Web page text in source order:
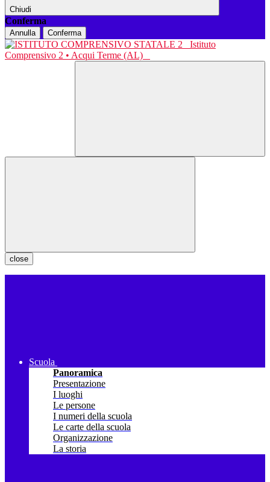
Chiudi
Conferma
Annulla Conferma
Istituto
Comprensivo 2 • Acqui Terme (AL)
close
Scuola
Panoramica
Presentazione
I luoghi
Le persone
I numeri della scuola
Le carte della scuola
Organizzazione
La storia